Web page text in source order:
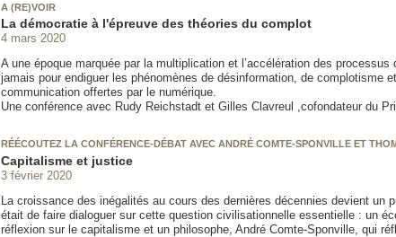
A (RE)VOIR
La démocratie à l'épreuve des théories du complot
4 mars 2020
A une époque marquée par la multiplication et l’accélération des
jamais pour endiguer les phénomènes de désinformation, de complotisme
communication offertes par le numérique.
Une conférence avec Rudy Reichstadt et Gilles Clavreul ,cofondateur du
RÉÉCOUTEZ LA CONFÉRENCE-DÉBAT AVEC ANDRÉ COMTE-SPONVILLE ET
Capitalisme et justice
3 février 2020
La croissance des inégalités au cours des dernières décennies devient un
était de faire dialoguer sur cette question civilisationnelle essentielle : un
réflexion sur le capitalisme et un philosophe, André Comte-Sponville, qui